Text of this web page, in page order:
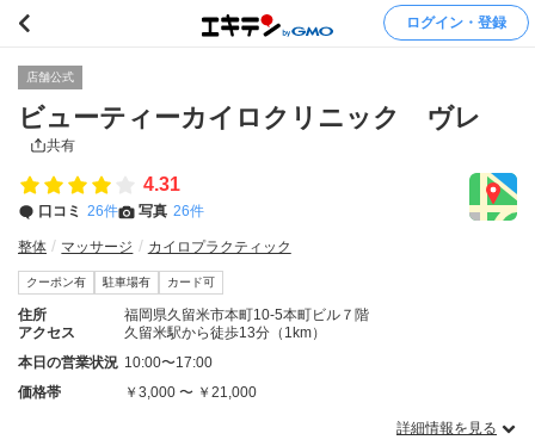
ログイン・登録
店舗公式
ビューティーカイロクリニック ヴレ
共有
4.31
口コミ 26件 写真 26件
整体 マッサージ カイロプラクティック
クーポン有 駐車場有 カード可
住所
福岡県久留米市本町10-5本町ビル７階
アクセス
久留米駅から徒歩13分（1km）
本日の営業状況 10:00〜17:00
価格帯
￥3,000 〜 ￥21,000
詳細情報を見る